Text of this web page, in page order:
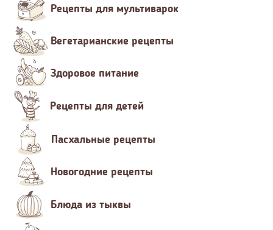
Рецепты для мультиварок
Вегетарианские рецепты
Здоровое питание
Рецепты для детей
Пасхальные рецепты
Новогодние рецепты
Блюда из тыквы